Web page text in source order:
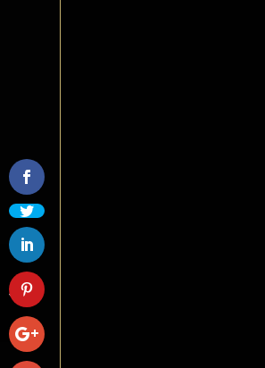
Spectacle Love - le 8
juin 2019 à saint Orens